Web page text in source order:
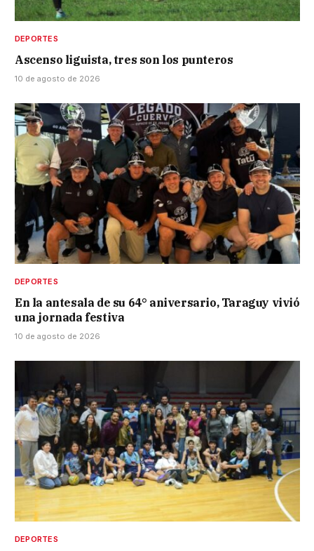
DEPORTES
Ascenso liguista, tres son los punteros
10 de agosto de 2026
DEPORTES
En la antesala de su 64° aniversario, Taraguy vivió
una jornada festiva
10 de agosto de 2026
DEPORTES